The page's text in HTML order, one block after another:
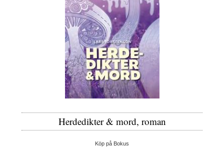
Herdedikter & mord, roman
Köp på Bokus